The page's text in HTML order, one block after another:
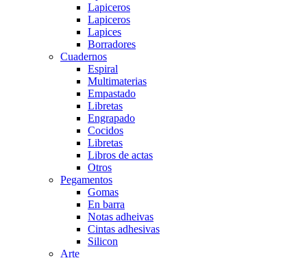
Lapiceros
Lapiceros
Lapices
Borradores
Cuadernos
Espiral
Multimaterias
Empastado
Libretas
Engrapado
Cocidos
Libretas
Libros de actas
Otros
Pegamentos
Gomas
En barra
Notas adheivas
Cintas adhesivas
Silicon
Arte